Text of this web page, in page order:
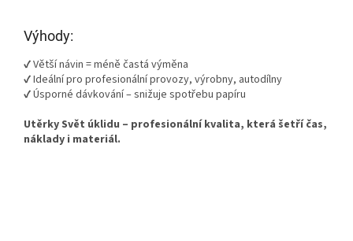
Výhody:
✔️ Větší návin = méně častá výměna
✔️ Ideální pro profesionální provozy, výrobny, autodílny
✔️ Úsporné dávkování – snižuje spotřebu papíru
Utěrky Svět úklidu – profesionální kvalita, která šetří čas,
náklady i materiál.